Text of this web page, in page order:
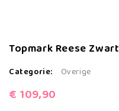
Topmark Reese Zwart
Categorie: Overige
€ 109,90